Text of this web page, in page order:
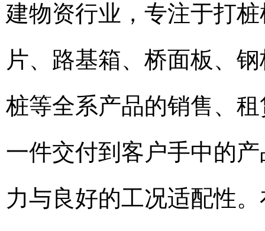
建物资行业，专注于打
片、路基箱、桥面板、
桩等全系产品的销售、
一件交付到客户手中的
力与良好的工况适配性